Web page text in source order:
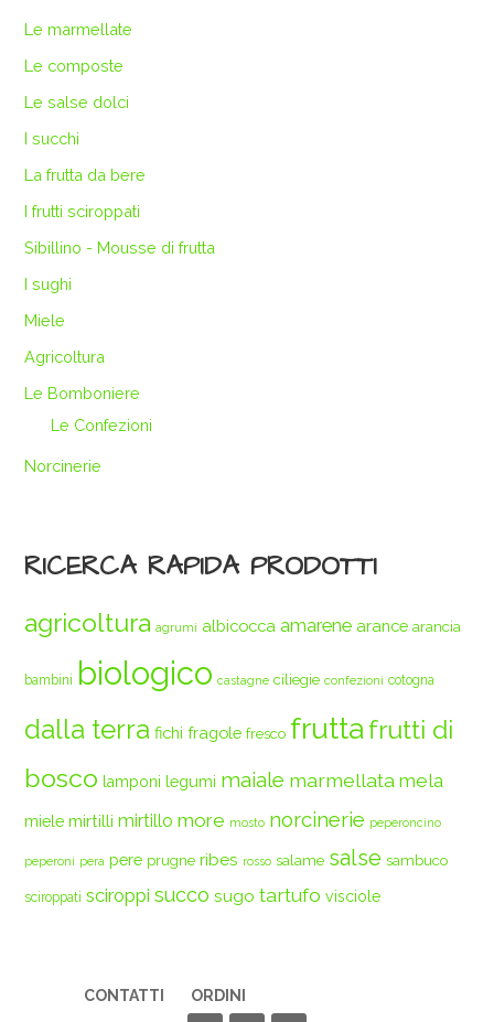
Le marmellate
Le composte
Le salse dolci
I succhi
La frutta da bere
I frutti sciroppati
Sibillino - Mousse di frutta
I sughi
Miele
Agricoltura
Le Bomboniere
Le Confezioni
Norcinerie
RICERCA RAPIDA PRODOTTI
agricoltura agrumi albicocca amarene arance arancia
bambini biologico castagne ciliegie confezioni cotogna
dalla terra fichi fragole fresco frutta frutti di
bosco lamponi legumi maiale marmellata mela
miele mirtilli mirtillo more mosto norcinerie peperoncino
peperoni pera pere prugne ribes rosso salame salse sambuco
sciroppati sciroppi succo sugo tartufo visciole
CONTATTI ORDINI